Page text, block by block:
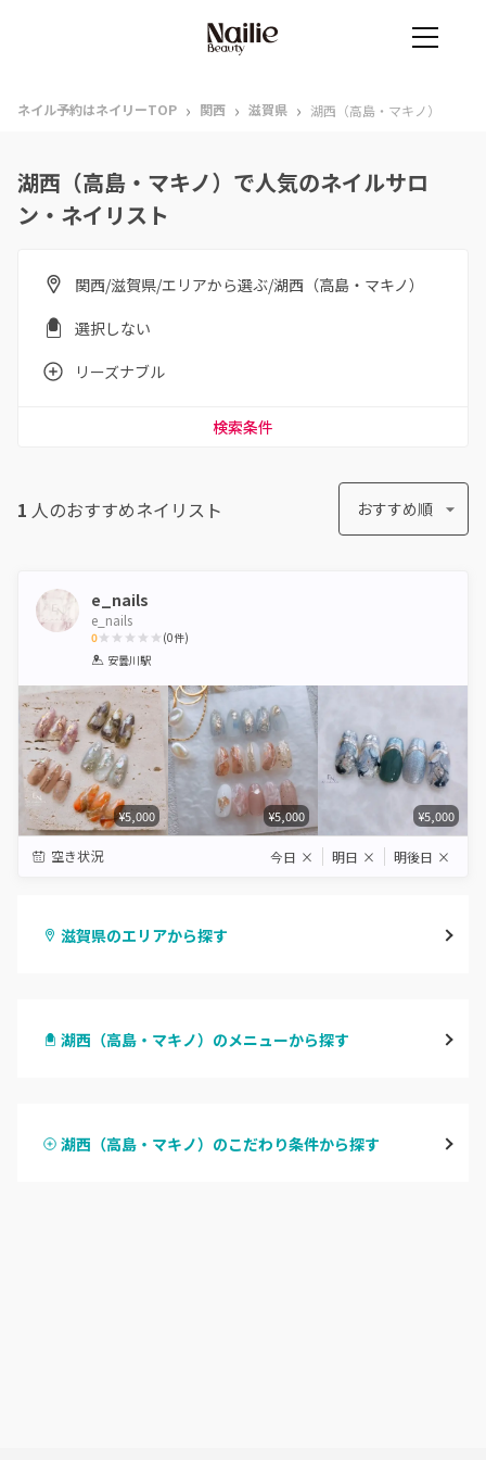
ネイル予約はネイリーTOP › 関西 › 滋賀県 › 湖西（高島・マキノ）
湖西（高島・マキノ）で人気のネイルサロ
ン・ネイリスト
関西/滋賀県/エリアから選ぶ/湖西（高島・マキノ）
選択しない
リーズナブル
検索条件
1 人のおすすめネイリスト おすすめ順
e_nails
e_nails
0
1 2 3 4 5
(0件)
安曇川駅
¥5,000 ¥5,000 ¥5,000
空き状況 今日 × 明日 × 明後日 ×
滋賀県のエリアから探す
甲賀・湖南・栗東
湖西（高島・マキノ）のメニューから探す
ハンドスカルプ
湖西（高島・マキノ）のこだわり条件から探す